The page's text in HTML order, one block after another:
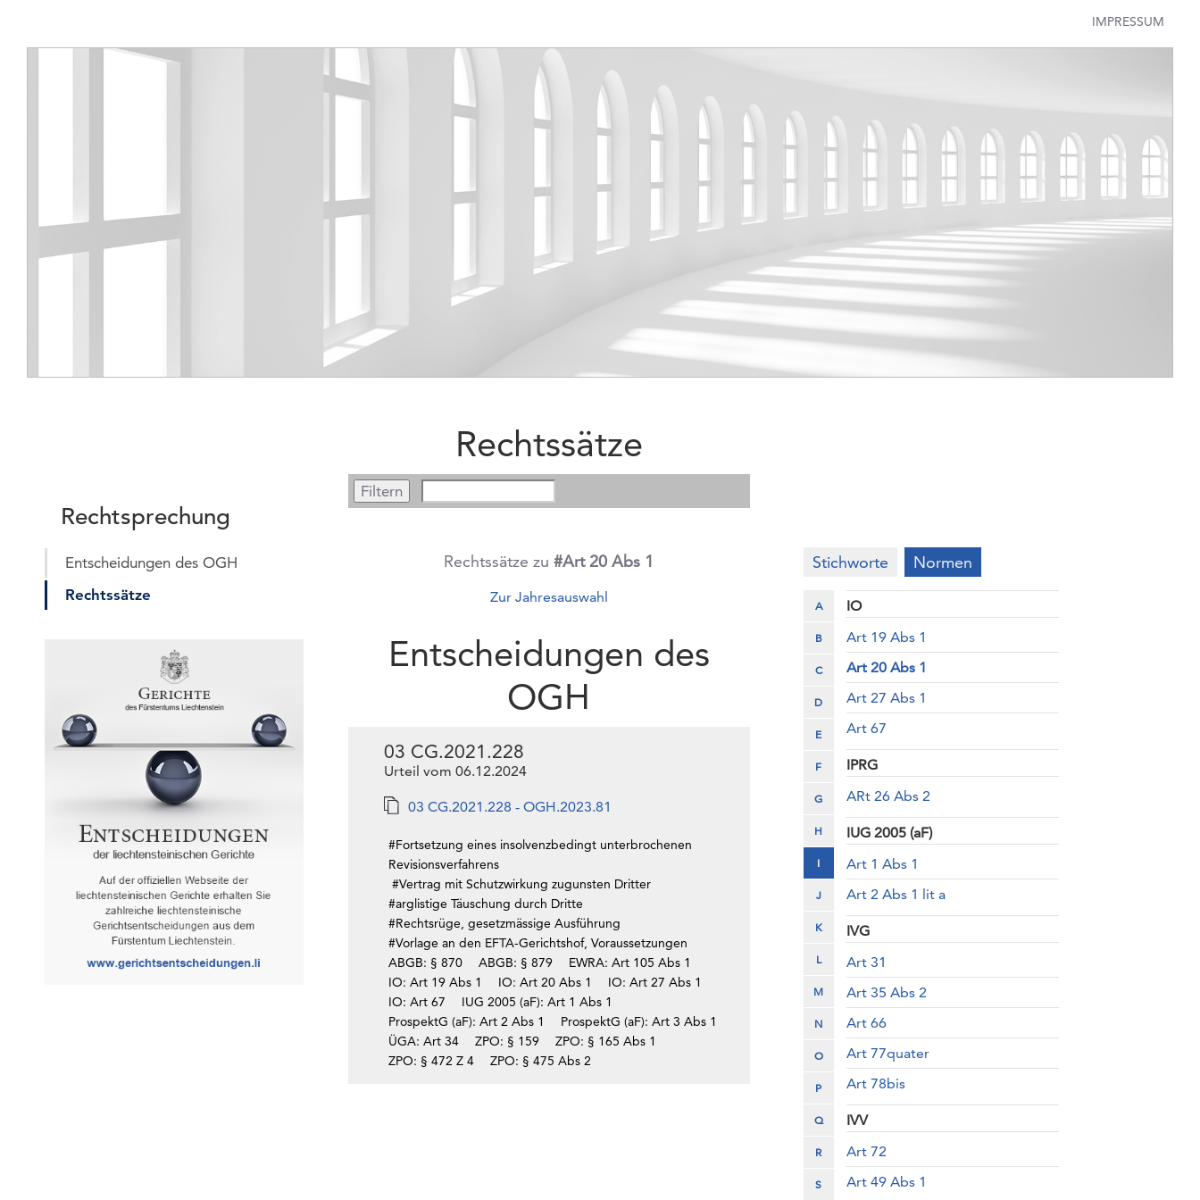
IMPRESSUM
Rechtsprechung
Entscheidungen des OGH
Rechtssätze
Rechtssätze
Rechtssätze zu#Art 20 Abs 1
Zur Jahresauswahl
Entscheidungen des
OGH
03 CG.2021.228
Urteil vom 06.12.2024
03 CG.2021.228 - OGH.2023.81
#Fortsetzung eines insolvenzbedingt unterbrochenen
Revisionsverfahrens
#Vertrag mit Schutzwirkung zugunsten Dritter
#arglistige Täuschung durch Dritte
#Rechtsrüge, gesetzmässige Ausführung
#Vorlage an den EFTA-Gerichtshof, Voraussetzungen
ABGB: § 870
ABGB: § 879
EWRA: Art 105 Abs 1
IO: Art 19 Abs 1
IO: Art 20 Abs 1
IO: Art 27 Abs 1
IO: Art 67
IUG 2005 (aF): Art 1 Abs 1
ProspektG (aF): Art 2 Abs 1
ProspektG (aF): Art 3 Abs 1
ÜGA: Art 34
ZPO: § 159
ZPO: § 165 Abs 1
ZPO: § 472 Z 4
ZPO: § 475 Abs 2
Stichworte Normen
A
B
C
D
E
F
G
H
I
J
K
L
M
N
O
P
Q
R
S
IO
Art 19 Abs 1
Art 20 Abs 1
Art 27 Abs 1
Art 67
IPRG
ARt 26 Abs 2
IUG 2005 (aF)
Art 1 Abs 1
Art 2 Abs 1 lit a
IVG
Art 31
Art 35 Abs 2
Art 66
Art 77quater
Art 78bis
IVV
Art 72
Art 49 Abs 1